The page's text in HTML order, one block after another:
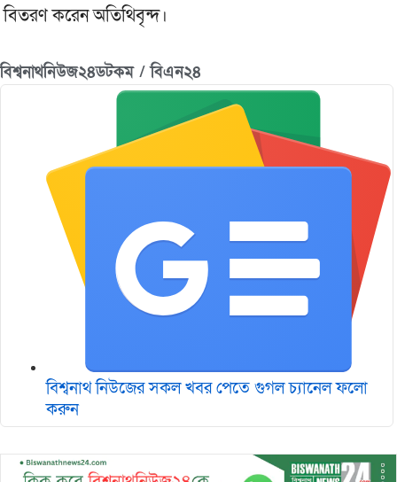
বিতরণ করেন অতিথিবৃন্দ।
বিশ্বনাথনিউজ২৪ডটকম / বিএন২৪
বিশ্বনাথ নিউজের সকল খবর পেতে গুগল চ‌্যানেল ফলো
করুন